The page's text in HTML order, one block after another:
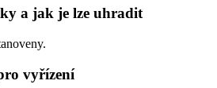
a jak je lze uhradit
vyřízení